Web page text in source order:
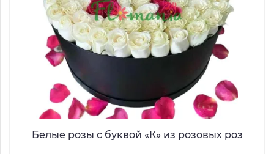
Белые розы с буквой «К» из розовых роз